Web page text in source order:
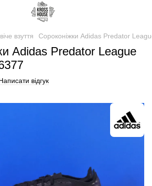
взуття Сороконіжки Adidas Predator
Adidas Predator League
відгук